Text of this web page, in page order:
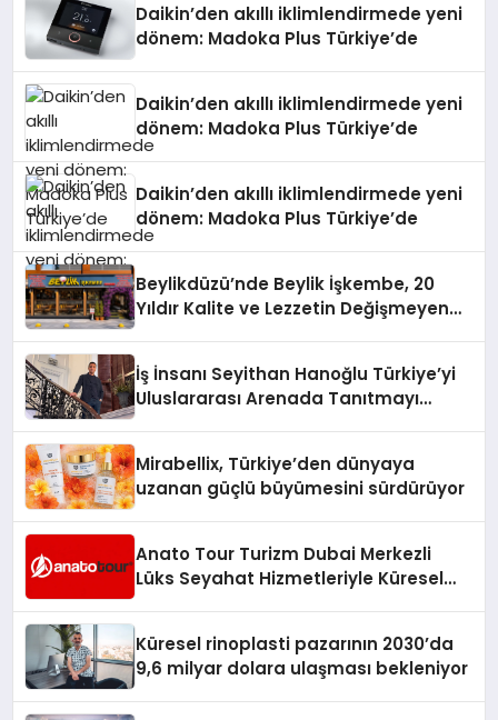
Daikin’den akıllı iklimlendirmede yeni
dönem: Madoka Plus Türkiye’de
Daikin’den akıllı iklimlendirmede yeni
dönem: Madoka Plus Türkiye’de
Daikin’den akıllı iklimlendirmede yeni
dönem: Madoka Plus Türkiye’de
Beylikdüzü’nde Beylik İşkembe, 20
Yıldır Kalite ve Lezzetin Değişmeyen
İş İnsanı Seyithan Hanoğlu Türkiye’yi
Uluslararası Arenada Tanıtmayı
Mirabellix, Türkiye’den dünyaya
uzanan güçlü büyümesini sürdürüyor
Anato Tour Turizm Dubai Merkezli
Lüks Seyahat Hizmetleriyle Küresel
Küresel rinoplasti pazarının 2030’da
9,6 milyar dolara ulaşması bekleniyor